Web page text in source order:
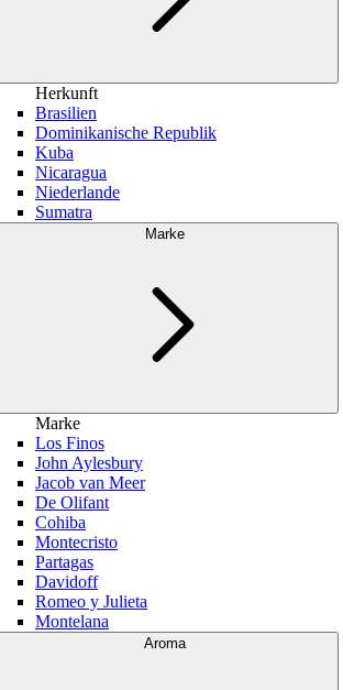
Herkunft
Brasilien
Dominikanische Republik
Kuba
Nicaragua
Niederlande
Sumatra
Marke
Marke
Los Finos
John Aylesbury
Jacob van Meer
De Olifant
Cohiba
Montecristo
Partagas
Davidoff
Romeo y Julieta
Montelana
Aroma